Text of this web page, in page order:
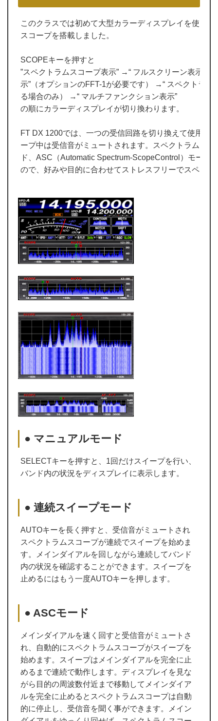
このクラスでは初めて大型カラーディスプレイを使っ
スコープを搭載しました。
SCOPEキーを押すと
”スペクトラムスコープ表示” →“ フルスクリーン表示”
示”（オプションのFFT-1が必要です） →“ スペクトラム
る場合のみ） →“ マルチファンクション表示”
の順にカラーディスプレイが切り換わります。
FT DX 1200では、一つの受信回路を切り換えて使用し
ープ中は受信音がミュートされます。スペクトラムス
ド、ASC（Automatic Spectrum-ScopeControl）モード
ので、好みや目的に合わせてストレスフリーでスペク
● マニュアルモード
SELECTキーを押すと、1回だけスイープを行い、
バンド内の状況をディスプレイに表示します。
● 連続スイープモード
AUTOキーを長く押すと、受信音がミュートされ
スペクトラムスコープが連続でスイープを始めま
す。メインダイアルを回しながら連続してバンド
内の状況を確認することができます。スイープを
止めるにはもう一度AUTOキーを押します。
● ASCモード
メインダイアルを速く回すと受信音がミュートさ
れ、自動的にスペクトラムスコープがスイープを
始めます。スイープはメインダイアルを完全に止
めるまで連続で動作します。ディスプレイを見な
がら目的の周波数付近まで移動してメインダイア
ルを完全に止めるとスペクトラムスコープは自動
的に停止し、受信音を聞く事ができます。メイン